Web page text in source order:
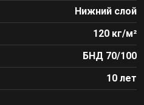
Нижний слой
120 кг/м²
БНД 70/100
10 лет